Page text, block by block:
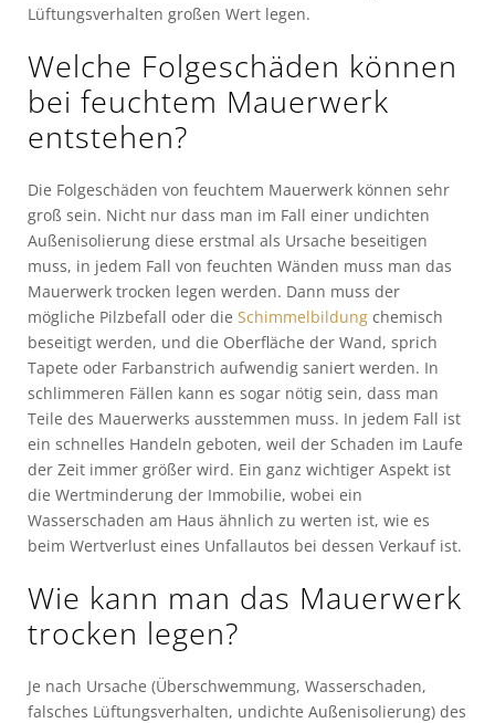
Lüftungsverhalten großen Wert legen.
Welche Folgeschäden können
bei feuchtem Mauerwerk
entstehen?
Die Folgeschäden von feuchtem Mauerwerk können sehr
groß sein. Nicht nur dass man im Fall einer undichten
Außenisolierung diese erstmal als Ursache beseitigen
muss, in jedem Fall von feuchten Wänden muss man das
Mauerwerk trocken legen werden. Dann muss der
mögliche Pilzbefall oder die Schimmelbildung chemisch
beseitigt werden, und die Oberfläche der Wand, sprich
Tapete oder Farbanstrich aufwendig saniert werden. In
schlimmeren Fällen kann es sogar nötig sein, dass man
Teile des Mauerwerks ausstemmen muss. In jedem Fall ist
ein schnelles Handeln geboten, weil der Schaden im Laufe
der Zeit immer größer wird. Ein ganz wichtiger Aspekt ist
die Wertminderung der Immobilie, wobei ein
Wasserschaden am Haus ähnlich zu werten ist, wie es
beim Wertverlust eines Unfallautos bei dessen Verkauf ist.
Wie kann man das Mauerwerk
trocken legen?
Je nach Ursache (Überschwemmung, Wasserschaden,
falsches Lüftungsverhalten, undichte Außenisolierung) des